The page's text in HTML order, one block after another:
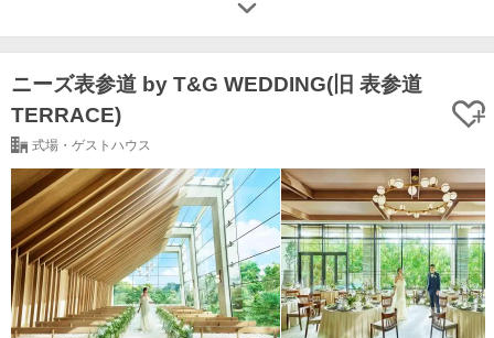
ニーズ表参道 by T&G WEDDING(旧 表参道
TERRACE)
式場・ゲストハウス